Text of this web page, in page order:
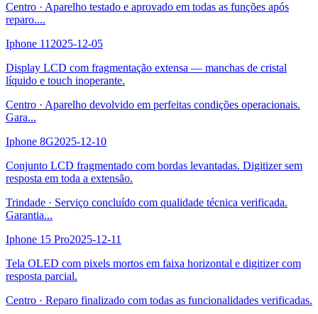
Centro · Aparelho testado e aprovado em todas as funções após
reparo....
Iphone 112025-12-05
Display LCD com fragmentação extensa — manchas de cristal
líquido e touch inoperante.
Centro · Aparelho devolvido em perfeitas condições operacionais.
Gara...
Iphone 8G2025-12-10
Conjunto LCD fragmentado com bordas levantadas. Digitizer sem
resposta em toda a extensão.
Trindade · Serviço concluído com qualidade técnica verificada.
Garantia...
Iphone 15 Pro2025-12-11
Tela OLED com pixels mortos em faixa horizontal e digitizer com
resposta parcial.
Centro · Reparo finalizado com todas as funcionalidades verificadas.